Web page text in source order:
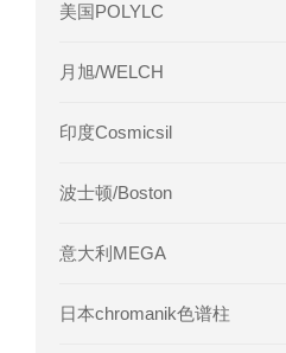
美国POLYLC
月旭/WELCH
印度Cosmicsil
波士顿/Boston
意大利MEGA
日本chromanik色谱柱